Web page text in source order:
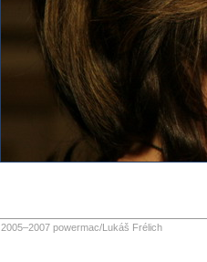
2005–2007 powermac/Lukáš Frélich